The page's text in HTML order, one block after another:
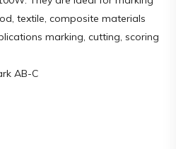
textile, composite materials
marking, cutting, scoring
AB-C